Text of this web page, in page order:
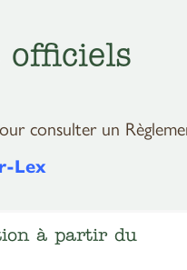
officiels
consulter un
Lex
à partir du